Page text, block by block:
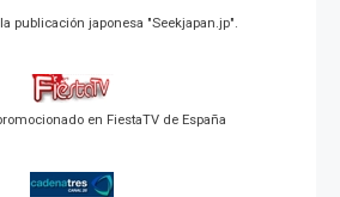
publicación japonesa "Seekjapan.jp".
en FiestaTV de España